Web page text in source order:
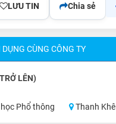
LƯU TIN Chia sẻ
DỤNG CÙNG CÔNG TY
LÊN)
Phổ thông Thanh Khê